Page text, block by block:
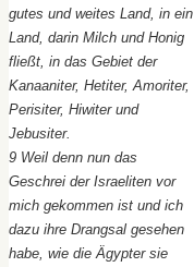
gutes und weites Land, in ein
Land, darin Milch und Honig
fließt, in das Gebiet der
Kanaaniter, Hetiter, Amoriter,
Perisiter, Hiwiter und
Jebusiter.
9 Weil denn nun das
Geschrei der Israeliten vor
mich gekommen ist und ich
dazu ihre Drangsal gesehen
habe, wie die Ägypter sie